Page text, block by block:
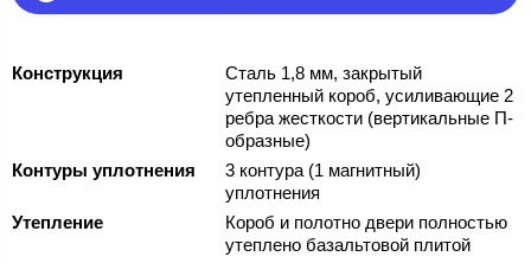
Конструкция
Сталь 1,8 мм, закрытый
утепленный короб, усиливающие 2
ребра жесткости (вертикальные П-
образные)
Контуры уплотнения
3 контура (1 магнитный)
уплотнения
Утепление
Короб и полотно двери полностью
утеплено базальтовой плитой